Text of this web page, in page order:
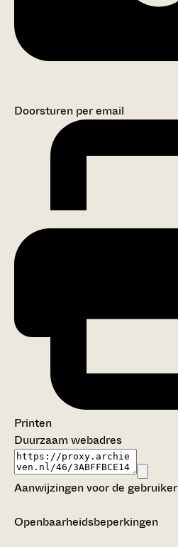
Doorsturen per email
Printen
Duurzaam webadres
Aanwijzingen voor de gebruiker
Openbaarheidsbeperkingen